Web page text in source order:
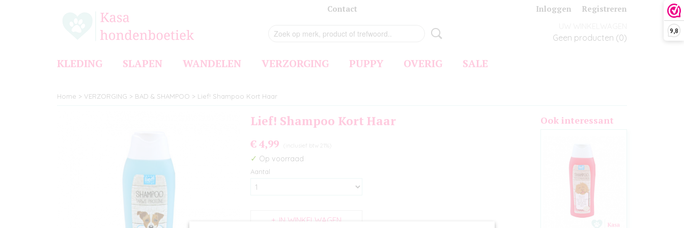
9,8
Contact Inloggen Registreren
Geen producten (0)
KLEDING SLAPEN WANDELEN VERZORGING PUPPY OVERIG SALE
Home > VERZORGING > BAD & SHAMPOO > Lief! Shampoo Kort Haar
Lief! Shampoo Kort Haar
€ 4,99 (inclusief btw 21%)
✓ Op voorraad
Aantal
IN WINKELWAGEN
Ook interessant